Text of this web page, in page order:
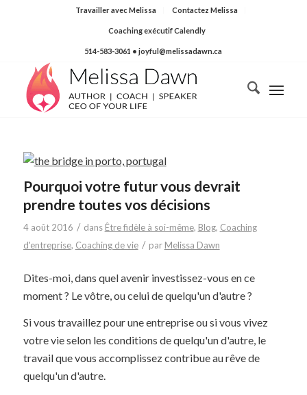
Travailler avec Melissa Contactez Melissa
Coaching exécutif Calendly
514-583-3061 • joyful@melissadawn.ca
Pourquoi votre futur vous devrait
prendre toutes vos décisions
4 août 2016 / dans Être fidèle à soi-même, Blog, Coaching
d'entreprise, Coaching de vie / par Melissa Dawn
Dites-moi, dans quel avenir investissez-vous en ce
moment ? Le vôtre, ou celui de quelqu'un d'autre ?
Si vous travaillez pour une entreprise ou si vous vivez
votre vie selon les conditions de quelqu'un d'autre, le
travail que vous accomplissez contribue au rêve de
quelqu'un d'autre.